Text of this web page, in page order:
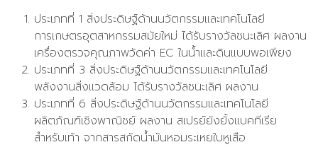
ประเภทที่ 1 สิ่งประดิษฐ์ด้านนวัตกรรมและเทคโนโลยี
การเกษตรอุตสาหกรรมสมัยใหม่ ได้รับรางวัลชนะเลิศ ผลงาน
เครื่องตรวจคุณภาพวัดค่า EC ในน้ำและดินแบบพอเพียง
ประเภทที่ 3 สิ่งประดิษฐ์ด้านนวัตกรรมและเทคโนโลยี
พลังงานสิ่งแวดล้อม ได้รับรางวัลชนะเลิศ ผลงาน
ประเภทที่ 6 สิ่งประดิษฐ์ด้านนวัตกรรมและเทคโนโลยี
ผลิตภัณฑ์เชิงพาณิชย์ ผลงาน สเปรย์ยังยั้งแบคทีเรีย
สำหรับเท้า จากสารสกัดน้ำมันหอมระเหยใบหูเสือ